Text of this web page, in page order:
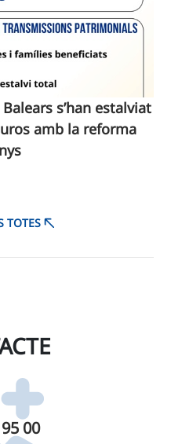
s’han estalviat
amb la reforma
TOTES
00